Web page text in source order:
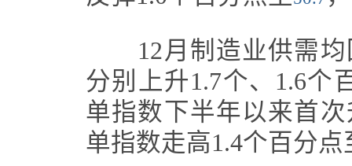
12月制造业供需均
分别上升1.7个、1.6个
单指数下半年以来首
单指数走高1.4个百分